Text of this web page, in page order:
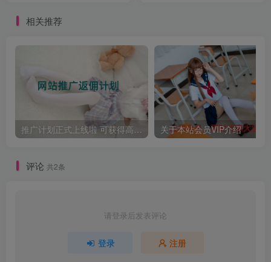
相关推荐
推广计划正式上线啦 可获得高额奖励哦 关于本站会员VIP介绍
评论 共2条
请登录后发表评论
登录 注册